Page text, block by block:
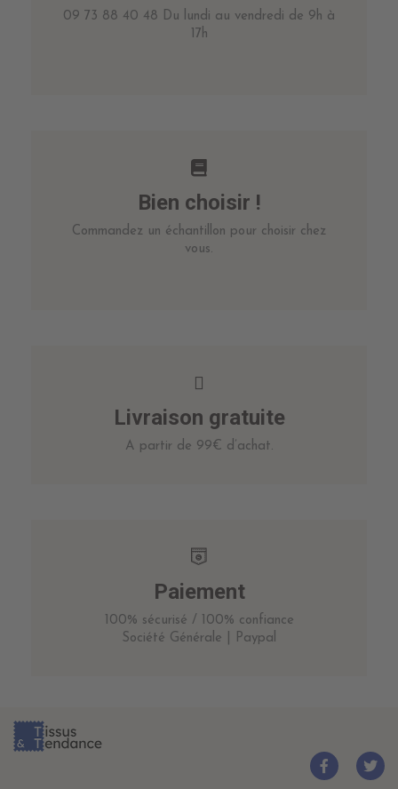
09 73 88 40 48 Du lundi au vendredi de 9h à
17h
Bien choisir !
Commandez un échantillon pour choisir chez
vous.
Livraison gratuite
A partir de 99€ d’achat.
Paiement
100% sécurisé / 100% confiance
Société Générale | Paypal